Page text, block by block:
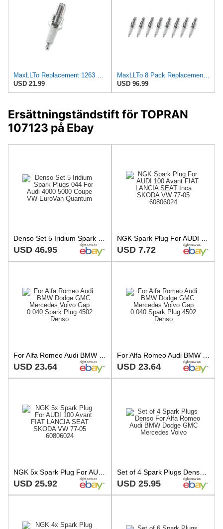
MaxLLTo Replacement 1263 Standard Spark Plug for Bosch W5DTC W6DTC W7DTC W8DTC for Champion N7BYC
USD 21.99
MaxLLTo 8 Pack Replacement 1263 Standard Spark Plug for Bosch W5DTC W6DTC W7DTC W8DTC for Champion
USD 96.99
Ersättningständstift för TOPRAN
107123 på Ebay
USD 46.95 USD 7.72
USD 23.64 USD 23.64
USD 25.92 USD 25.95